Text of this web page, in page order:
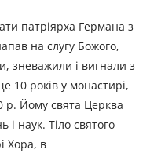
патріярха Германа з
на слугу Божого,
зневажили і вигнали з
10 років у монастирі,
р. Йому свята Церква
і наук. Тіло святого
Хора, в